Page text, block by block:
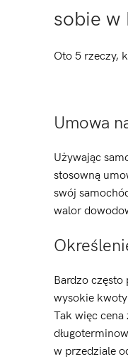
sobie w
Oto 5 rzeczy,
Umowa
Używając
stosowną
swój
walor
Bardzo
wysokie
Tak więc
w przedziale